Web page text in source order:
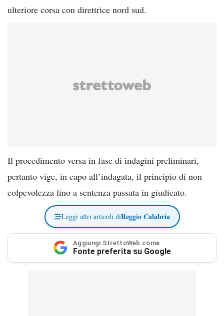
ulteriore corsa con direttrice nord sud.
Il procedimento versa in fase di indagini preliminari,
pertanto vige, in capo all’indagata, il principio di non
colpevolezza fino a sentenza passata in giudicato.
Leggi altri articoli diReggio Calabria
Aggiungi StrettoWeb come
Fonte preferita su Google